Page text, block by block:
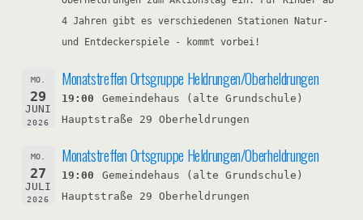
4 Jahren gibt es verschiedenen Stationen Natur-
und Entdeckerspiele - kommt vorbei!
MO.
29
JUNI
2026
Monatstreffen Ortsgruppe Heldrungen/Oberheldrungen
19:00
Gemeindehaus (alte Grundschule)
Hauptstraße 29 Oberheldrungen
MO.
27
JULI
2026
Monatstreffen Ortsgruppe Heldrungen/Oberheldrungen
19:00
Gemeindehaus (alte Grundschule)
Hauptstraße 29 Oberheldrungen